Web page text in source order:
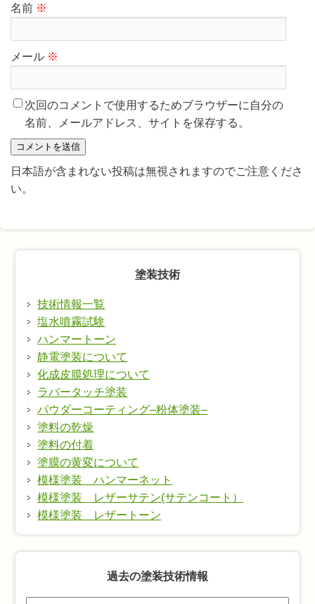
名前 ※
メール ※
次回のコメントで使用するためブラウザーに自分の
名前、メールアドレス、サイトを保存する。
日本語が含まれない投稿は無視されますのでご注意くださ
い。
塗装技術
技術情報一覧
塩水噴霧試験
ハンマートーン
静電塗装について
化成皮膜処理について
ラバータッチ塗装
パウダーコーティング–粉体塗装–
塗料の乾燥
塗料の付着
塗膜の黄変について
模様塗装 ハンマーネット
模様塗装 レザーサテン(サテンコート）
模様塗装 レザートーン
過去の塗装技術情報